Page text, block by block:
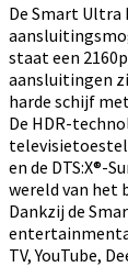
De Smart Ultra
staat een
aansluitingen
harde schijf
De HDR-
en de DTS:X®-
wereld van het
Dankzij de
TV, YouTube,